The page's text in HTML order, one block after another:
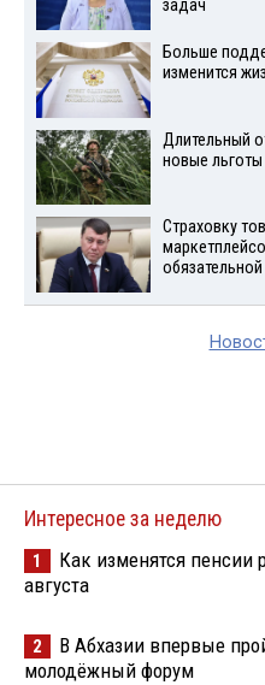
задач
Больше
изменится
Длительный
новые
Страховку
обязательной
Интересное за неделю
1
Как изменятся пенсии
августа
2
В Абхазии впервые
молодёжный форум